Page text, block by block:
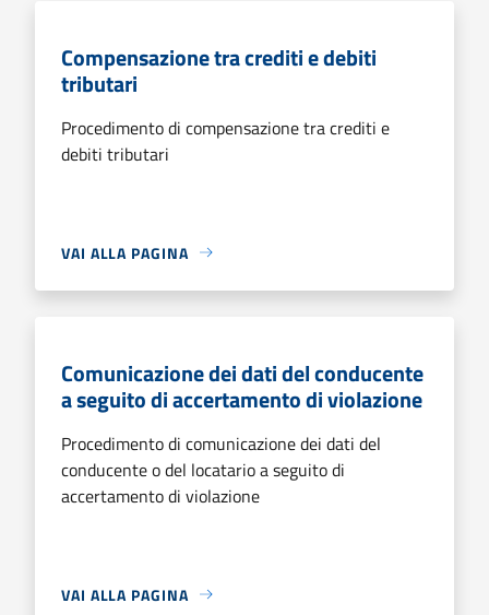
Compensazione tra crediti e debiti
tributari
Procedimento di compensazione tra crediti e
debiti tributari
VAI ALLA PAGINA
Comunicazione dei dati del conducente
a seguito di accertamento di violazione
Procedimento di comunicazione dei dati del
conducente o del locatario a seguito di
accertamento di violazione
VAI ALLA PAGINA